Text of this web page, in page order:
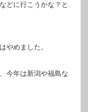
どに行こうかな？と
やめました。
今年は新潟や福島な